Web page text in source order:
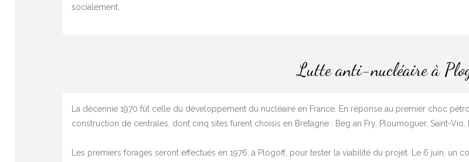
socialement.
Lutte anti-nucléaire à
La décennie 1970 fût celle du développement du nucléaire en France. En réponse au premier choc
construction de centrales, dont cinq sites furent choisis en Bretagne : Beg an Fry, Ploumoguer, Saint-Vio,
Les premiers forages seront effectués en 1976, à Plogoff, pour tester la viabilité du projet. Le 6 juin, un